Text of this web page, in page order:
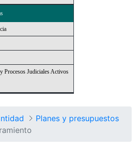
Procesos Judiciales Activos
Planes y presupuestos